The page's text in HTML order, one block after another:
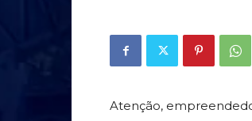
Atenção,